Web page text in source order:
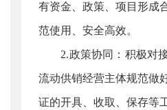
有资金、政策、项目形成
范使用、安全高效。
2.政策协同：积极对接
流动供销经营主体规范做
证的开具、收取、保存等